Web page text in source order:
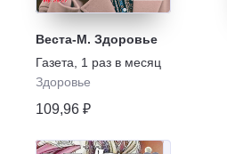
Веста-М. Здоровье
Газета
1 раз в месяц
Здоровье
109,96 ₽